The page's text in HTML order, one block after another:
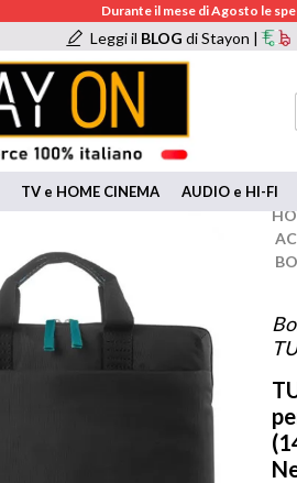
Durante il mese di Agosto le
Leggi il BLOGdi Stayon |
TV e HOME CINEMA AUDIO e HI-FI